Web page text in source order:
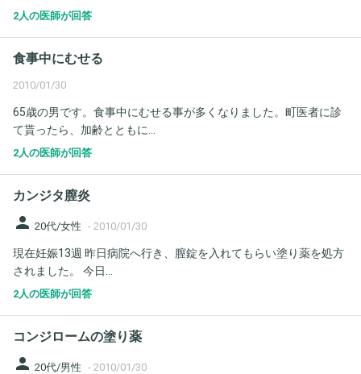
2人の医師が回答
食事中にむせる
2010/01/30
65歳の男です。食事中にむせる事が多くなりました。町医者に診
て貰ったら、加齢とともに...
2人の医師が回答
カンジタ膣炎
person 20代/女性 - 2010/01/30
現在妊娠13週 昨日病院へ行き、膣錠を入れてもらい塗り薬を処方
されました。 今日...
2人の医師が回答
コンジロームの塗り薬
person 20代/男性 - 2010/01/30